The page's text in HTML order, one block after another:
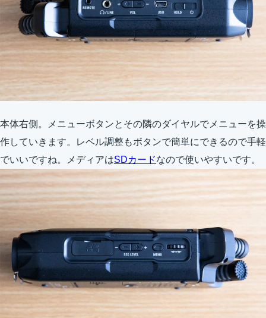
本体右側。メニューボタンとその隣のダイヤルでメニューを操
作していきます。レベル調整もボタンで簡単にできるので手軽
でいいですね。メディアはSDカードなので使いやすいです。